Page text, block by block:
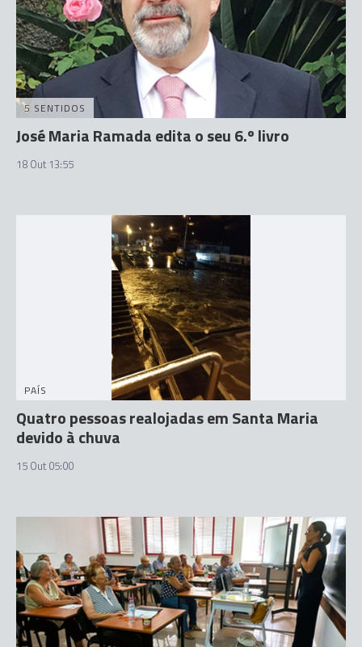
5 SENTIDOS
José Maria Ramada edita o seu 6.º livro
18 Out 13:55
PAÍS
Quatro pessoas realojadas em Santa Maria
devido à chuva
15 Out 05:00